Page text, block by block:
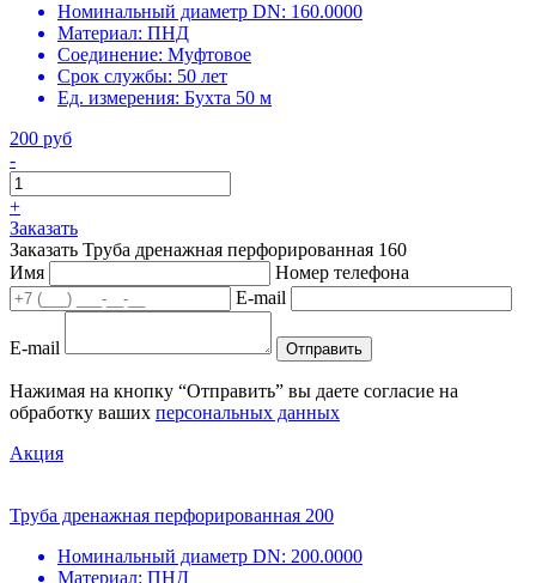
Номинальный диаметр DN: 160.0000
Материал: ПНД
Соединение: Муфтовое
Срок службы: 50 лет
Ед. измерения: Бухта 50 м
200 руб
-
+
Заказать
Заказать Труба дренажная перфорированная 160
Имя
Номер телефона
E-mail
E-mail Отправить
Нажимая на кнопку “Отправить” вы даете согласие на
обработку ваших персональных данных
Акция
Труба дренажная перфорированная 200
Номинальный диаметр DN: 200.0000
Материал: ПНД